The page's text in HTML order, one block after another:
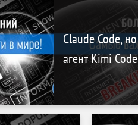
Claude Code,
агент Kimi